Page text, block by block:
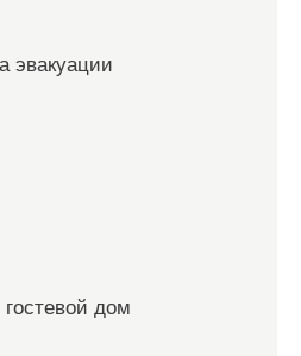
эвакуации
гостевой дом